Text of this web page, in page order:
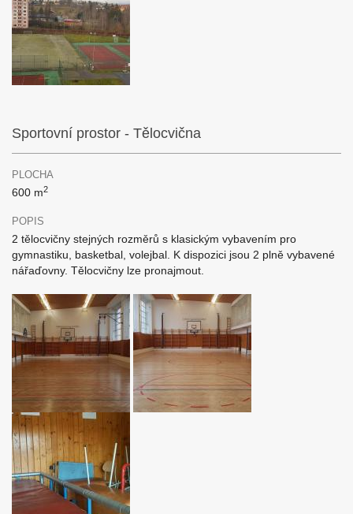
Sportovní prostor - Tělocvična
PLOCHA
600 m2
POPIS
2 tělocvičny stejných rozměrů s klasickým vybavením pro
gymnastiku, basketbal, volejbal. K dispozici jsou 2 plně vybavené
nářaďovny. Tělocvičny lze pronajmout.